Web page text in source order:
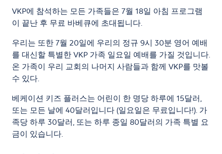
VKP에 참석하는 모든 가족들은 7월 18일 아침 프로그램
이 끝난 후 무료 바베큐에 초대됩니다.
우리는 또한 7월 20일에 우리의 정규 9시 30분 영어 예배
를 대신할 특별한 VKP 가족 일요일 예배를 가질 것입니다.
온 가족이 우리 교회의 나머지 사람들과 함께 VKP를 맛볼
수 있다.
베케이션 키즈 플러스는 어린이 한 명당 하루에 15달러,
또는 모든 날에 40달러입니다 (일요일은 무료입니다!). 가
족당 하루 30달러, 또는 하루 종일 80달러의 가족 특별 요
금이 있습니다.